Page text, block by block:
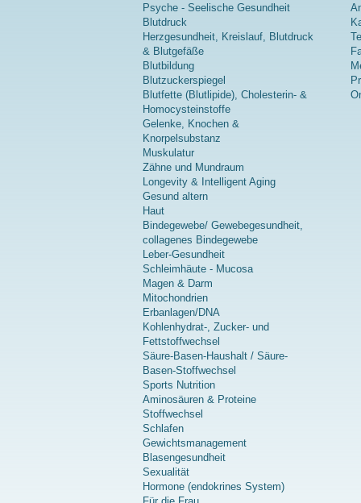
Psyche - Seelische Gesundheit
Blutdruck
Herzgesundheit, Kreislauf, Blutdruck
& Blutgefäße
Blutbildung
Blutzuckerspiegel
Blutfette (Blutlipide), Cholesterin- &
Homocysteinstoffe
Gelenke, Knochen &
Knorpelsubstanz
Muskulatur
Zähne und Mundraum
Longevity & Intelligent Aging
Gesund altern
Haut
Bindegewebe/ Gewebegesundheit,
collagenes Bindegewebe
Leber-Gesundheit
Schleimhäute - Mucosa
Magen & Darm
Mitochondrien
Erbanlagen/DNA
Kohlenhydrat-, Zucker- und
Fettstoffwechsel
Säure-Basen-Haushalt / Säure-
Basen-Stoffwechsel
Sports Nutrition
Aminosäuren & Proteine
Stoffwechsel
Schlafen
Gewichtsmanagement
Blasengesundheit
Sexualität
Hormone (endokrines System)